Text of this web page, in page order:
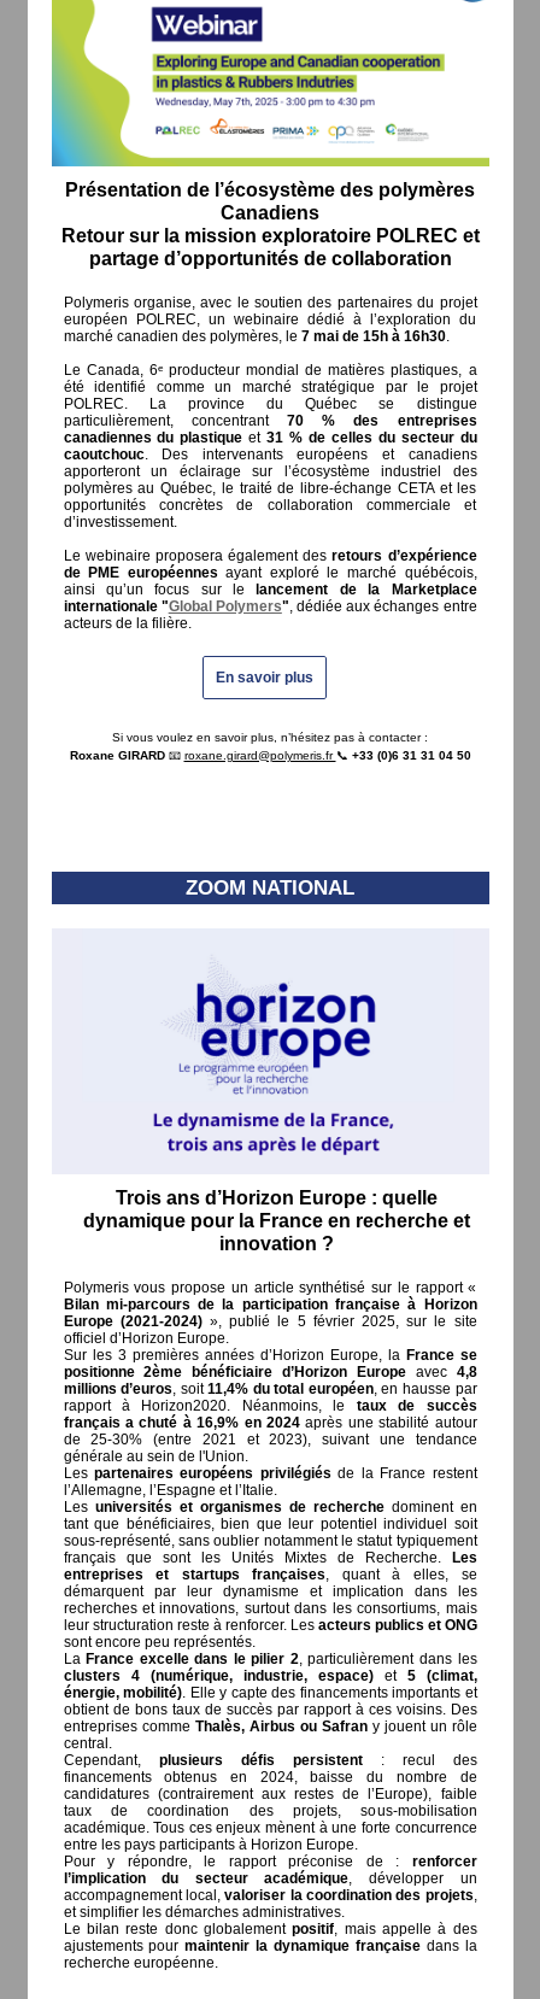
Présentation de l’écosystème des polymères
Canadiens
Retour sur la mission exploratoire POLREC et
partage d’opportunités de collaboration
Polymeris organise, avec le soutien des partenaires du projet
européen POLREC, un webinaire dédié à l’exploration du
marché canadien des polymères, le 7 mai de 15h à 16h30.
Le Canada, 6ᵉ producteur mondial de matières plastiques, a
été identifié comme un marché stratégique par le projet
POLREC. La province du Québec se distingue
particulièrement, concentrant 70 % des entreprises
canadiennes du plastique et31 % de celles du secteur du
caoutchouc. Des intervenants européens et canadiens
apporteront un éclairage sur l’écosystème industriel des
polymères au Québec, le traité de libre-échange CETA et les
opportunités concrètes de collaboration commerciale et
d’investissement.
Le webinaire proposera également desretours d’expérience
de PME européennes ayant exploré le marché québécois,
ainsi qu’un focus sur le
lancement de la Marketplace
internationale "Global Polymers", dédiée aux échanges entre
acteurs de la filière.
En savoir plus
Si vous voulez en savoir plus, n’hésitez pas à contacter :
Roxane GIRARD 📧 roxane.girard@polymeris.fr 📞 +33 (0)6 31 31 04 50
ZOOM NATIONAL
Trois ans d’Horizon Europe : quelle
dynamique pour la France en recherche et
innovation ?
Polymeris vous propose un article synthétisé sur le rapport «
Bilan mi-parcours de la participation française à Horizon
Europe (2021-2024)», publié le 5 février 2025, sur le site
officiel d’Horizon Europe.
Sur les 3 premières années d’Horizon Europe, la France se
positionne 2ème bénéficiaire d’Horizon Europeavec 4,8
millions d’euros, soit11,4% du total européen, en hausse par
rapport à Horizon2020. Néanmoins, le taux de succès
français a chuté à 16,9% en 2024après une stabilité autour
de 25-30% (entre 2021 et 2023), suivant une tendance
générale au sein de l'Union.
Les partenaires européens privilégiés de la France restent
l’Allemagne, l’Espagne et l’Italie.
Les universités et organismes de recherchedominent en
tant que bénéficiaires, bien que leur potentiel individuel soit
sous-représenté, sans oublier notamment le statut typiquement
français que sont les Unités Mixtes de Recherche.
Les
entreprises et startups françaises, quant à elles, se
démarquent par leur dynamisme et implication dans les
recherches et innovations, surtout dans les consortiums, mais
leur structuration reste à renforcer. Les acteurs publics et ONG
sont encore peu représentés.
La France excelle dans le pilier 2, particulièrement dans les
clusters 4 (numérique, industrie, espace) et 5 (climat,
énergie, mobilité). Elle y capte des financements importants et
obtient de bons taux de succès par rapport à ces voisins. Des
entreprises comme Thalès, Airbus ou Safrany jouent un rôle
central.
Cependant, plusieurs défis persistent: recul des
financements obtenus en 2024, baisse du nombre de
candidatures (contrairement aux restes de l’Europe), faible
taux de coordination des projets, sous-mobilisation
académique. Tous ces enjeux mènent à une forte concurrence
entre les pays participants à Horizon Europe.
Pour y répondre, le rapport préconise de : renforcer
l’implication du secteur académique, développer un
accompagnement local,valoriser la coordination des projets,
et simplifier les démarches administratives.
Le bilan reste donc globalementpositif, mais appelle à des
ajustements pourmaintenir la dynamique françaisedans la
recherche européenne.